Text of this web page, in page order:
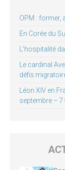
OPM : former,
En Corée du
L’hospitalité
Le cardinal
défis
Léon XIV en
septembre – 7